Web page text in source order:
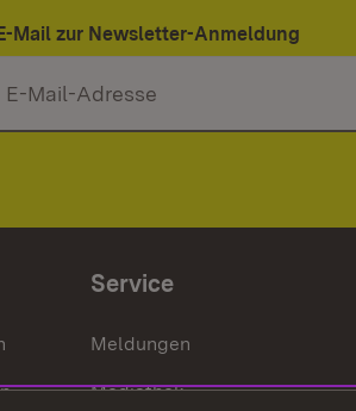
Mail zur Newsletter-Anmeldung
Service
Meldungen
Mediathek